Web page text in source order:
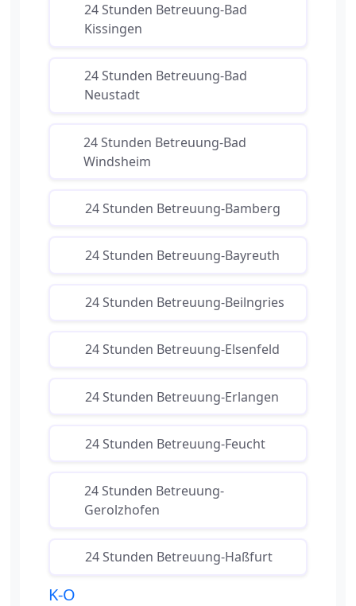
24 Stunden Betreuung-Bad
Kissingen
24 Stunden Betreuung-Bad
Neustadt
24 Stunden Betreuung-Bad
Windsheim
24 Stunden Betreuung-Bamberg
24 Stunden Betreuung-Bayreuth
24 Stunden Betreuung-Beilngries
24 Stunden Betreuung-Elsenfeld
24 Stunden Betreuung-Erlangen
24 Stunden Betreuung-Feucht
24 Stunden Betreuung-
Gerolzhofen
24 Stunden Betreuung-Haßfurt
K-O